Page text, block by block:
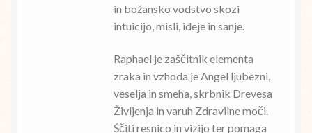
in božansko vodstvo skozi
intuicijo, misli, ideje in sanje.
Raphael je zaščitnik elementa
zraka in vzhoda je Angel ljubezni,
veselja in smeha, skrbnik Drevesa
Življenja in varuh Zdravilne moči.
Ščiti resnico in vizijo ter pomaga